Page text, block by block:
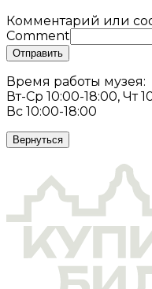
Комментарий или
Comment
Отправить
Время работы музея:
Вт-Ср 10:00-18:00, Чт
Вс 10:00-18:00
Вернуться